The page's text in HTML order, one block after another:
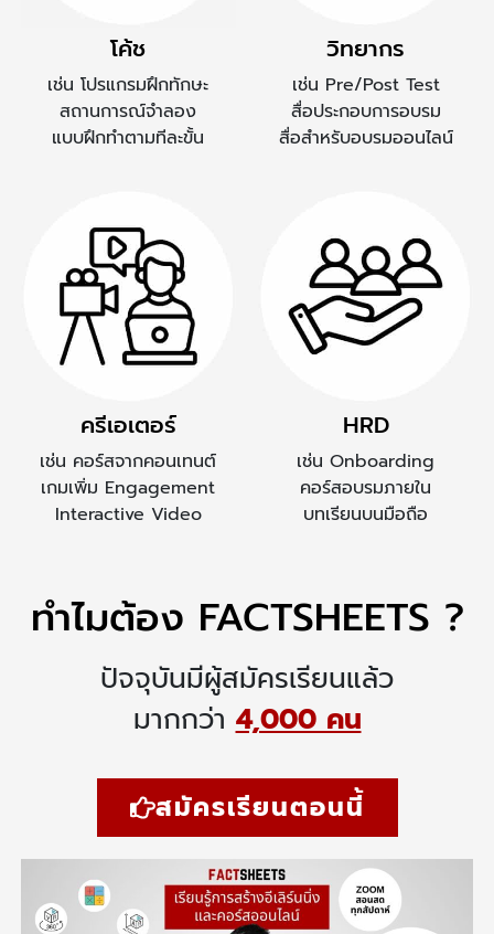
โค้ช
เช่น โปรแกรมฝึกทักษะ
สถานการณ์จำลอง
แบบฝึกทำตามทีละขั้น
วิทยากร
เช่น Pre/Post Test
สื่อประกอบการอบรม
สื่อสำหรับอบรมออนไลน์
ครีเอเตอร์
เช่น คอร์สจากคอนเทนต์
เกมเพิ่ม Engagement
Interactive Video
HRD
เช่น Onboarding
คอร์สอบรมภายใน
บทเรียนบนมือถือ
ทำไมต้อง FACTSHEETS ?
ปัจจุบันมีผู้สมัครเรียนแล้ว
มากกว่า 4,000 คน
สมัครเรียนตอนนี้